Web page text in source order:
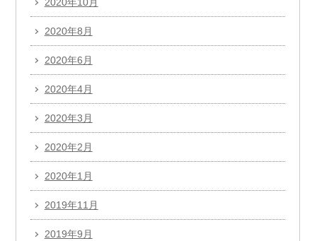
2020年8月
2020年6月
2020年4月
2020年3月
2020年2月
2020年1月
2019年11月
2019年9月